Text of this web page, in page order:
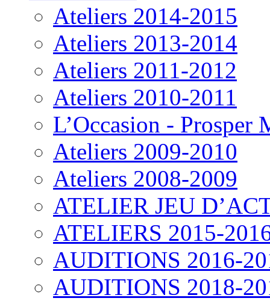
Ateliers 2014-2015
Ateliers 2013-2014
Ateliers 2011-2012
Ateliers 2010-2011
L’Occasion - Prosper
Ateliers 2009-2010
Ateliers 2008-2009
ATELIER JEU
ATELIERS 2015-
AUDITIONS 2016-
AUDITIONS 2018-